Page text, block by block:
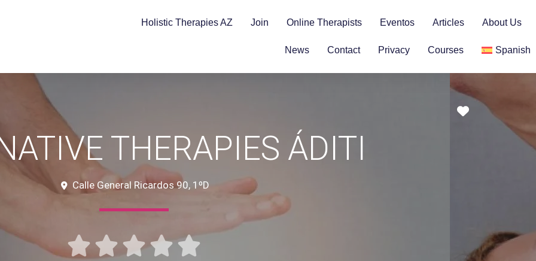
Holistic Therapies AZ Join Online Therapists Eventos Articles About Us
News Contact Privacy Courses Spanish
Favorite
THERAPIES ÁDITI
Calle General Ricardos 90, 1ºD
   